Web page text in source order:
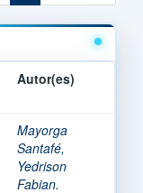
Autor(es)
Mayorga
Santafé,
Yedrison
Fabian.